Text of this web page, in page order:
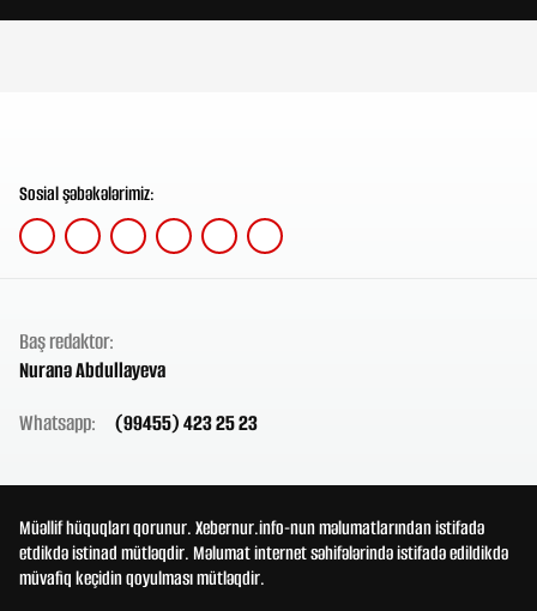
Sosial şəbəkələrimiz:
Baş redaktor:
Nuranə Abdullayeva
Whatsapp:
(99455) 423 25 23
Müəllif hüquqları qorunur. Xebernur.info-nun məlumatlarından istifadə
etdikdə istinad mütləqdir. Məlumat internet səhifələrində istifadə edildikdə
müvafiq keçidin qoyulması mütləqdir.